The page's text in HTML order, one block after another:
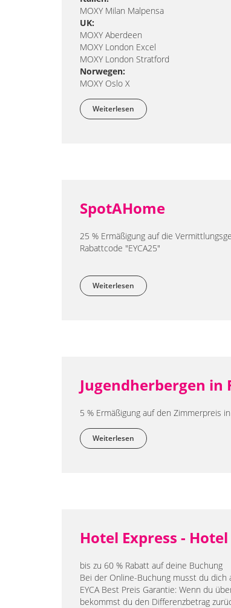
MOXY Milan Malpensa
UK:
MOXY Aberdeen
MOXY London Excel
MOXY London Stratford
Norwegen:
MOXY Oslo X
Weiterlesen über MOXY Hotels
SpotAHome
25 % Ermäßigung auf die
Rabattcode "EYCA25"
Weiterlesen über SpotAHome
Jugendherbergen in
5 % Ermäßigung auf den Zimmerpreis
Weiterlesen über Jugendherbergen in
Hotel Express -
bis zu 60 % Rabatt auf deine Buchung
Bei der Online-Buchung musst du dich
EYCA Best Preis Garantie: Wenn du
bekommst du den Differenzbetrag